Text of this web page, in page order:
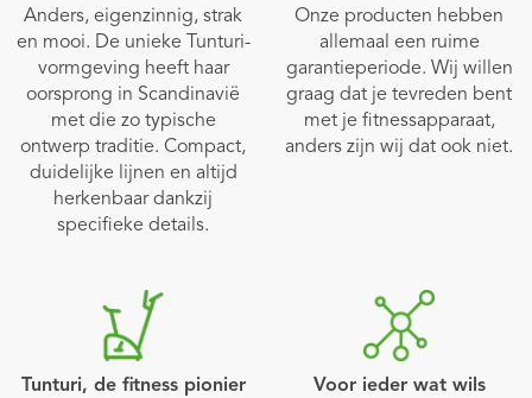
Anders, eigenzinnig, strak
en mooi. De unieke Tunturi-
vormgeving heeft haar
oorsprong in Scandinavië
met die zo typische
ontwerp traditie. Compact,
duidelijke lijnen en altijd
herkenbaar dankzij
specifieke details.
Onze producten hebben
allemaal een ruime
garantieperiode. Wij willen
graag dat je tevreden bent
met je fitnessapparaat,
anders zijn wij dat ook niet.
Tunturi, de fitness pionier Voor ieder wat wils